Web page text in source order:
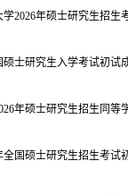
2026年硕士研究生招生
硕士研究生入学考试初试
年硕士研究生招生同等
全国硕士研究生招生考试